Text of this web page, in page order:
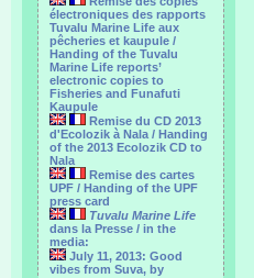
électroniques des rapports
Tuvalu Marine Life aux
pêcheries et kaupule /
Handing of the Tuvalu
Marine Life reports’
electronic copies to
Fisheries and Funafuti
Kaupule
Remise du CD 2013
d'Ecolozik à Nala / Handing
of the 2013 Ecolozik CD to
Nala
Remise des cartes
UPF / Handing of the UPF
press card
Tuvalu Marine Life
dans la Presse / in the
media:
July 11, 2013: Good
vibes from Suva, by